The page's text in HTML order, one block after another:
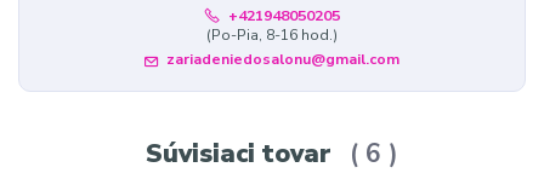
+421948050205
(Po-Pia, 8-16 hod.)
zariadeniedosalonu@gmail.com
Súvisiaci tovar 6